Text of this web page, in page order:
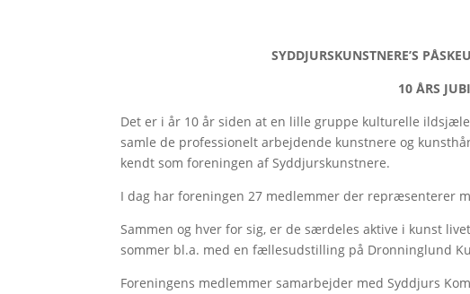
SYDDJURSKUNSTNERE’S
10 ÅRS
Det er i år 10 år siden at en lille gruppe kulturelle
samle de professionelt arbejdende kunstnere og
kendt som foreningen af Syddjurskunstnere.
I dag har foreningen 27 medlemmer der repræsenterer
Sammen og hver for sig, er de særdeles aktive i kunst
sommer bl.a. med en fællesudstilling på Dronninglund
Foreningens medlemmer samarbejder med Syddjurs